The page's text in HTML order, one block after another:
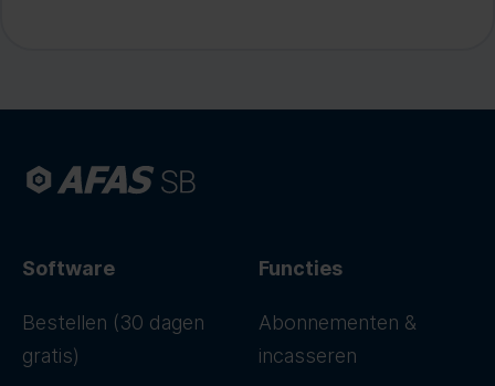
Software
Bestellen (30 dagen
gratis)
Functies
Abonnementen &
incasseren